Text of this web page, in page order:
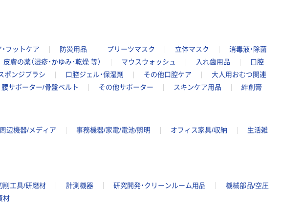
フットケア 防災用品 プリーツマスク 立体マスク
消毒液・除菌
皮膚の薬（湿疹・かゆみ・乾燥 等） マウスウォッシュ 入れ歯用品
口腔
ポンジブラシ 口腔ジェル・保湿剤 その他口腔ケア
大人用おむつ関連
腰サポーター/骨盤ベルト その他サポーター スキンケア用品 絆創膏
辺機器/メディア 事務機器/家電/電池/照明 オフィス家具/収納
生活雑
削工具/研磨材 計測機器 研究開発・クリーンルーム用品
機械部品/空圧
材